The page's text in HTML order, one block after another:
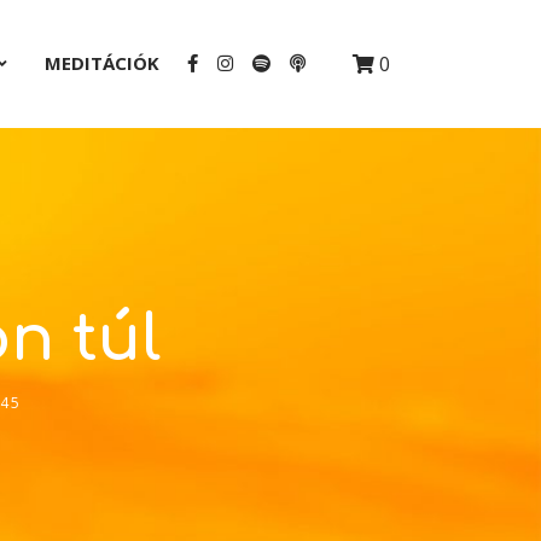
0
MEDITÁCIÓK
túl